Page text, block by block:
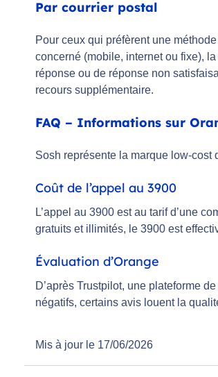
Par courrier postal
Pour ceux qui préfèrent une
concerné (mobile, internet ou fixe),
réponse ou de réponse non
recours supplémentaire.
FAQ – Informations sur
Sosh représente la marque low-cost
Coût de l’appel au 3900
L’appel au 3900 est au tarif d’une
gratuits et illimités, le 3900 est
Évaluation d’Orange
D’après Trustpilot, une plateforme
négatifs, certains avis louent la
Mis à jour le 17/06/2026